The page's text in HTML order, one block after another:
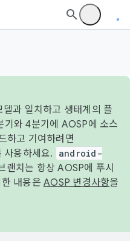
과 일치하고 생태계의 플
기와 4분기에 AOSP에 소스
하고 기여하려면
사용하세요.
android-
랜치는 항상 AOSP에 푸시
내용은 AOSP 변경사항을